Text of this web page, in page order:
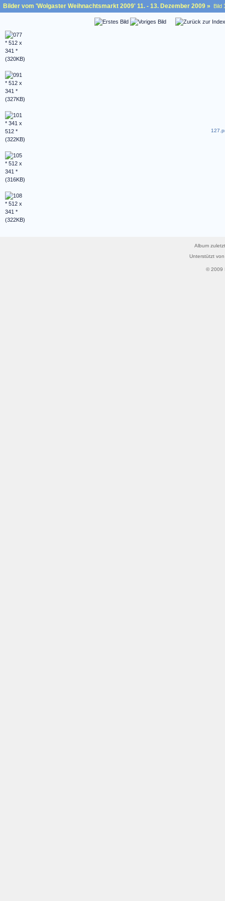
Bilder vom 'Wolgaster Weihnachtsmarkt 2009' 11. - 13. Dezember 2009 » Bild
Album
Unterstützt
© 2009